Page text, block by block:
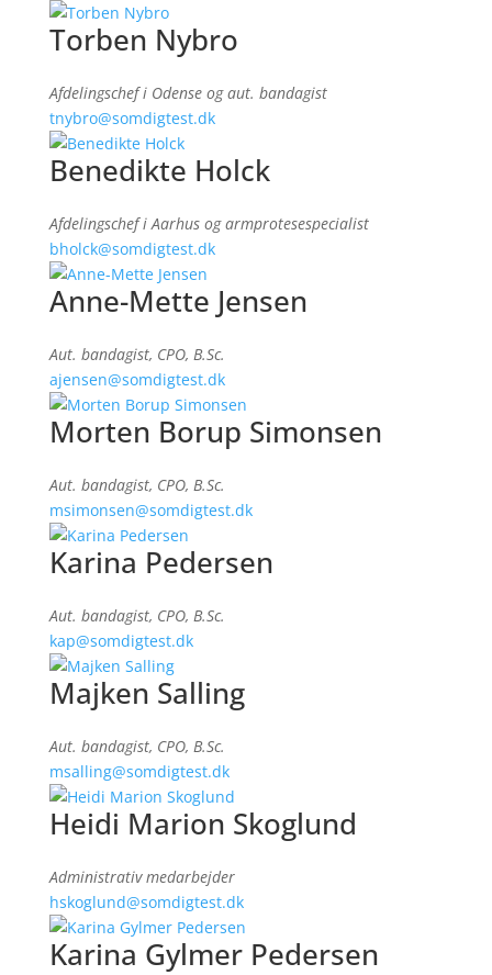
Torben Nybro
Afdelingschef i Odense og aut. bandagist
tnybro@somdigtest.dk
Benedikte Holck
Afdelingschef i Aarhus og armprotesespecialist
bholck@somdigtest.dk
Anne-Mette Jensen
Aut. bandagist, CPO, B.Sc.
ajensen@somdigtest.dk
Morten Borup Simonsen
Aut. bandagist, CPO, B.Sc.
msimonsen@somdigtest.dk
Karina Pedersen
Aut. bandagist, CPO, B.Sc.
kap@somdigtest.dk
Majken Salling
Aut. bandagist, CPO, B.Sc.
msalling@somdigtest.dk
Heidi Marion Skoglund
Administrativ medarbejder
hskoglund@somdigtest.dk
Karina Gylmer Pedersen